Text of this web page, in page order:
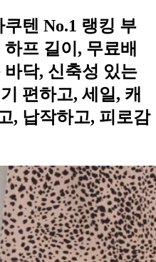
텐 No.1 랭킹 부
프 길이, 무료배
닥, 신축성 있는
편하고, 세일, 캐
, 납작하고, 피로감